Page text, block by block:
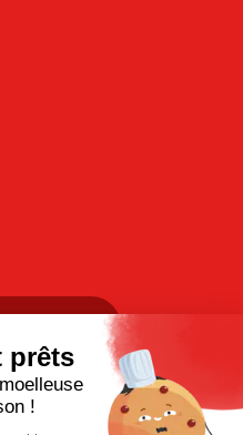
physique régulière. Plus